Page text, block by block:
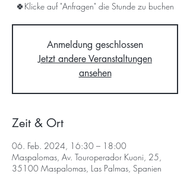
🍀Klicke auf "Anfragen" die Stunde zu buchen
Anmeldung geschlossen
Jetzt andere Veranstaltungen
ansehen
Zeit & Ort
06. Feb. 2024, 16:30 – 18:00
Maspalomas, Av. Touroperador Kuoni, 25,
35100 Maspalomas, Las Palmas, Spanien